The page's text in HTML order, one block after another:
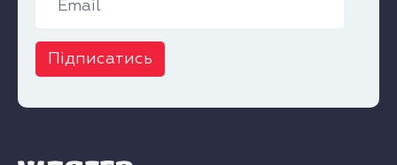
Підписатись